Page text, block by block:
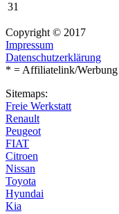
31
Copyright © 2017
Impressum
Datenschutzerklärung
* = Affiliatelink/Werbung
Sitemaps:
Freie Werkstatt
Renault
Peugeot
FIAT
Citroen
Nissan
Toyota
Hyundai
Kia